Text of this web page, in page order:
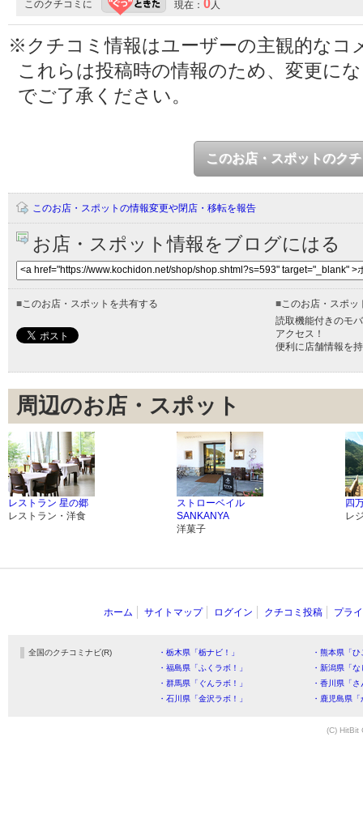
このクチコミに 現在： 0 人
※クチコミ情報はユーザーの主観的なコ
これらは投稿時の情報のため、変更に
でご了承ください。
このお店・スポットのク
このお店・スポットの情報変更や閉店・移転を報告
お店・スポット情報をブログにはる
■ このお店・スポットを共有する ■ このお店・スポ
読取機能付きのモ
アクセス！
便利に店舗情報を
周辺のお店・スポット
レストラン 星の郷
レストラン・洋食
ストローベイル
SANKANYA
洋菓子
四
レ
ホーム サイトマップ ログイン クチコミ投稿 プラ
全国のクチコミナビ(R) ・栃木県「栃ナビ！」
・熊本県「
・福島県「ふくラボ！」
・新潟県「
・群馬県「ぐんラボ！」
・香川県「
・石川県「金沢ラボ！」
・鹿児島県
(C) HitBit